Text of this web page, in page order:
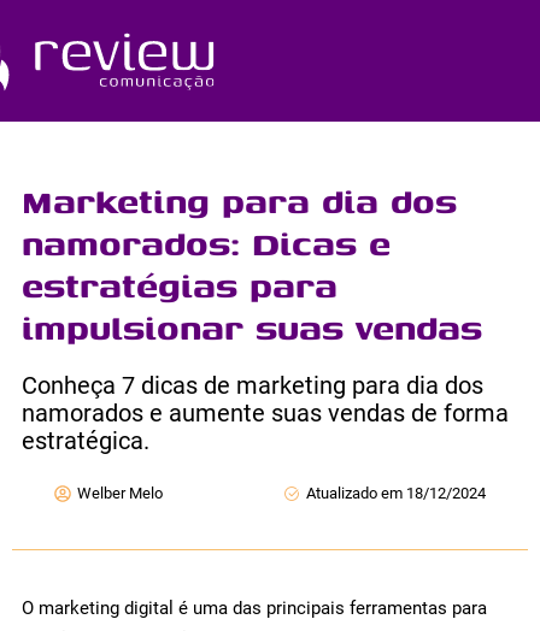
o
conteúdo
Marketing para dia dos
namorados: Dicas e
estratégias para
impulsionar suas vendas
Conheça 7 dicas de marketing para dia dos
namorados e aumente suas vendas de forma
estratégica.
Welber Melo Atualizado em 18/12/2024
O marketing digital é uma das principais ferramentas para